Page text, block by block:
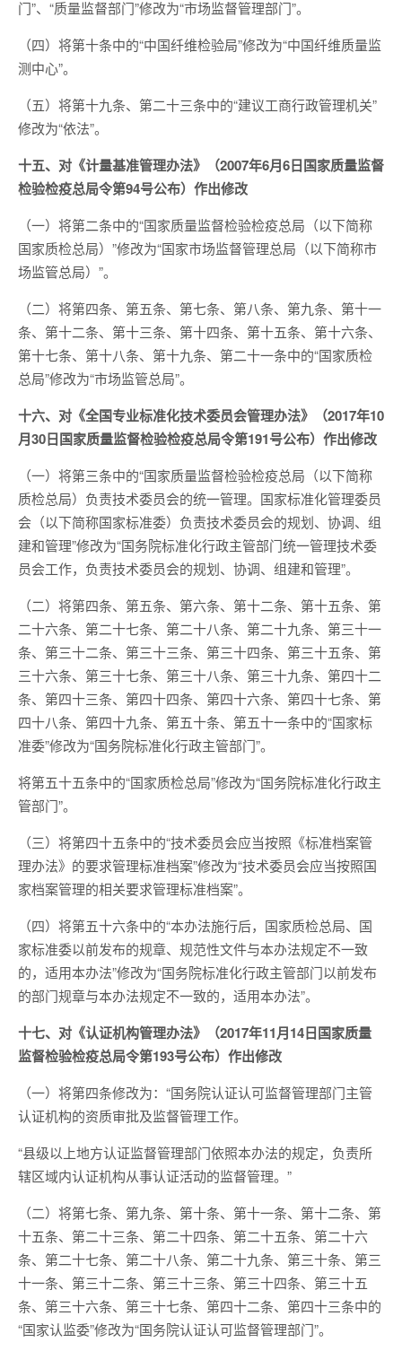
门”、“质量监督部门”修改为“市场监督管理部门”。
（四）将第十条中的“中国纤维检验局”修改为“中国纤维质量监
测中心”。
（五）将第十九条、第二十三条中的“建议工商行政管理机关”
修改为“依法”。
十五、对《计量基准管理办法》（2007年6月6日国家质量监督
检验检疫总局令第94号公布）作出修改
（一）将第二条中的“国家质量监督检验检疫总局（以下简称
国家质检总局）”修改为“国家市场监督管理总局（以下简称市
场监管总局）”。
（二）将第四条、第五条、第七条、第八条、第九条、第十一
条、第十二条、第十三条、第十四条、第十五条、第十六条、
第十七条、第十八条、第十九条、第二十一条中的“国家质检
总局”修改为“市场监管总局”。
十六、对《全国专业标准化技术委员会管理办法》（2017年10
月30日国家质量监督检验检疫总局令第191号公布）作出修改
（一）将第三条中的“国家质量监督检验检疫总局（以下简称
质检总局）负责技术委员会的统一管理。国家标准化管理委员
会（以下简称国家标准委）负责技术委员会的规划、协调、组
建和管理”修改为“国务院标准化行政主管部门统一管理技术委
员会工作，负责技术委员会的规划、协调、组建和管理”。
（二）将第四条、第五条、第六条、第十二条、第十五条、第
二十六条、第二十七条、第二十八条、第二十九条、第三十一
条、第三十二条、第三十三条、第三十四条、第三十五条、第
三十六条、第三十七条、第三十八条、第三十九条、第四十二
条、第四十三条、第四十四条、第四十六条、第四十七条、第
四十八条、第四十九条、第五十条、第五十一条中的“国家标
准委”修改为“国务院标准化行政主管部门”。
将第五十五条中的“国家质检总局”修改为“国务院标准化行政主
管部门”。
（三）将第四十五条中的“技术委员会应当按照《标准档案管
理办法》的要求管理标准档案”修改为“技术委员会应当按照国
家档案管理的相关要求管理标准档案”。
（四）将第五十六条中的“本办法施行后，国家质检总局、国
家标准委以前发布的规章、规范性文件与本办法规定不一致
的，适用本办法”修改为“国务院标准化行政主管部门以前发布
的部门规章与本办法规定不一致的，适用本办法”。
十七、对《认证机构管理办法》（2017年11月14日国家质量
监督检验检疫总局令第193号公布）作出修改
（一）将第四条修改为：“国务院认证认可监督管理部门主管
认证机构的资质审批及监督管理工作。
“县级以上地方认证监督管理部门依照本办法的规定，负责所
辖区域内认证机构从事认证活动的监督管理。”
（二）将第七条、第九条、第十条、第十一条、第十二条、第
十五条、第二十三条、第二十四条、第二十五条、第二十六
条、第二十七条、第二十八条、第二十九条、第三十条、第三
十一条、第三十二条、第三十三条、第三十四条、第三十五
条、第三十六条、第三十七条、第四十二条、第四十三条中的
“国家认监委”修改为“国务院认证认可监督管理部门”。